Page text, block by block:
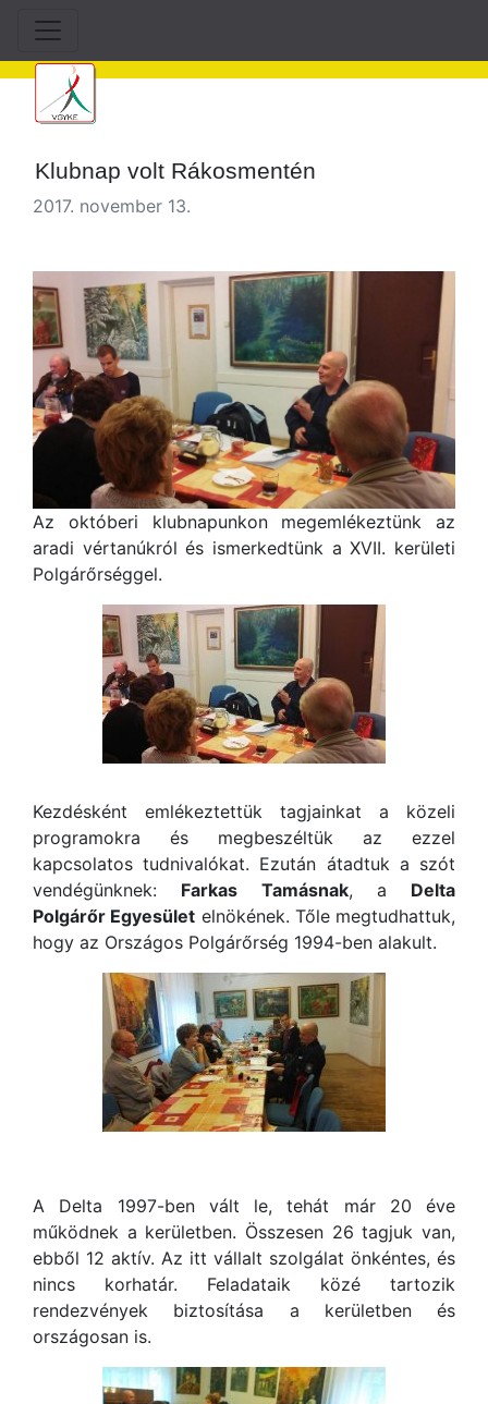
Klubnap volt Rákosmentén
2017. november 13.
Az októberi klubnapunkon megemlékeztünk az
aradi vértanúkról és ismerkedtünk a XVII. kerületi
Polgárőrséggel.
Kezdésként emlékeztettük tagjainkat a közeli
programokra és megbeszéltük az ezzel
kapcsolatos tudnivalókat. Ezután átadtuk a szót
vendégünknek: Farkas Tamásnak, a Delta
Polgárőr Egyesület elnökének. Tőle megtudhattuk,
hogy az Országos Polgárőrség 1994-ben alakult.
A Delta 1997-ben vált le, tehát már 20 éve
működnek a kerületben. Összesen 26 tagjuk van,
ebből 12 aktív. Az itt vállalt szolgálat önkéntes, és
nincs korhatár. Feladataik közé tartozik
rendezvények biztosítása a kerületben és
országosan is.